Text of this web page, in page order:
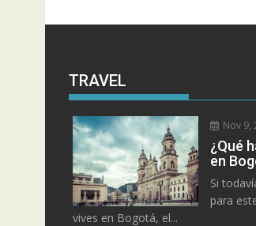
TRAVEL
Nov 9,
¿Qué
en
Si
para
vives en Bogotá, el...